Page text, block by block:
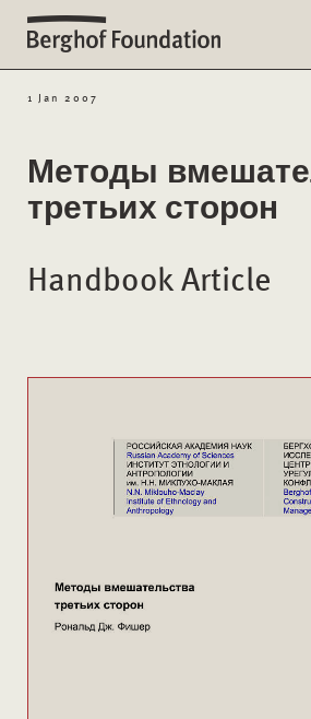
1 Jan 2007
Методы
третьих сторон
Handbook Article